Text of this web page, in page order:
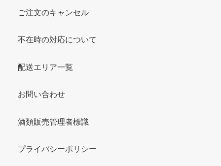
ご注文のキャンセル
不在時の対応について
配送エリア一覧
お問い合わせ
酒類販売管理者標識
プライバシーポリシー